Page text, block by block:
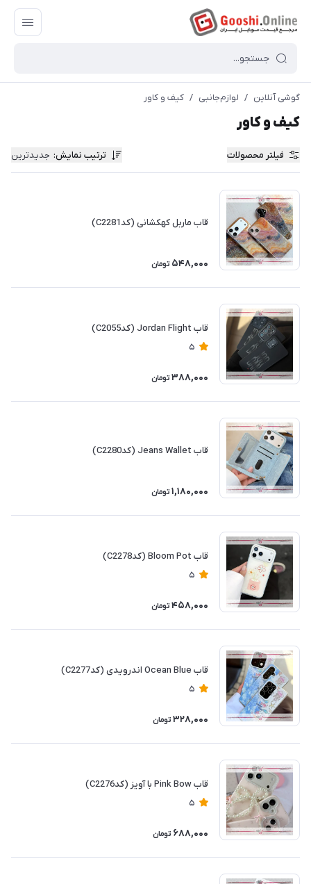
گوشی آنلاین / لوازم‌جانبی / کیف و کاور
کیف و کاور
فیلتر محصولات ترتیب نمایش: جدیدترین
قاب ماربل کهکشانی (کدC2281)
548,000 تومان
قاب Jordan Flight (کدC2055)
5
388,000 تومان
قاب Jeans Wallet (کدC2280)
1,180,000 تومان
قاب Bloom Pot (کدC2278)
5
458,000 تومان
قاب Ocean Blue اندرویدی (کدC2277)
5
328,000 تومان
قاب Pink Bow با آویز (کدC2276)
5
688,000 تومان